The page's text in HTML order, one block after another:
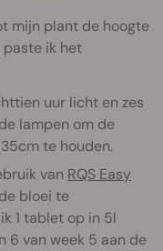
mijn plant de hoogte
paste ik het
uur licht en zes
lampen om de
te houden.
van RQS Easy
bloei te
1 tablet op in 5l
6 van week 5 aan de